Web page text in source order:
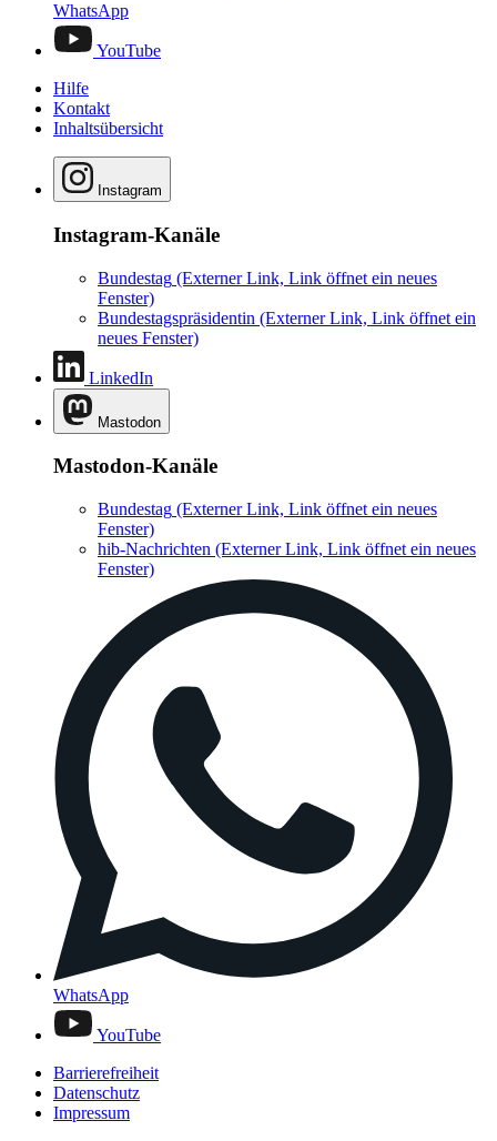
WhatsApp
YouTube
Hilfe
Kontakt
Inhaltsübersicht
Instagram
Instagram-Kanäle
Bundestag (Externer Link, Link öffnet ein neues
Fenster)
Bundestagspräsidentin (Externer Link, Link öffnet ein
neues Fenster)
LinkedIn
Mastodon
Mastodon-Kanäle
Bundestag (Externer Link, Link öffnet ein neues
Fenster)
hib-Nachrichten (Externer Link, Link öffnet ein neues
Fenster)
WhatsApp
YouTube
Barrierefreiheit
Datenschutz
Impressum